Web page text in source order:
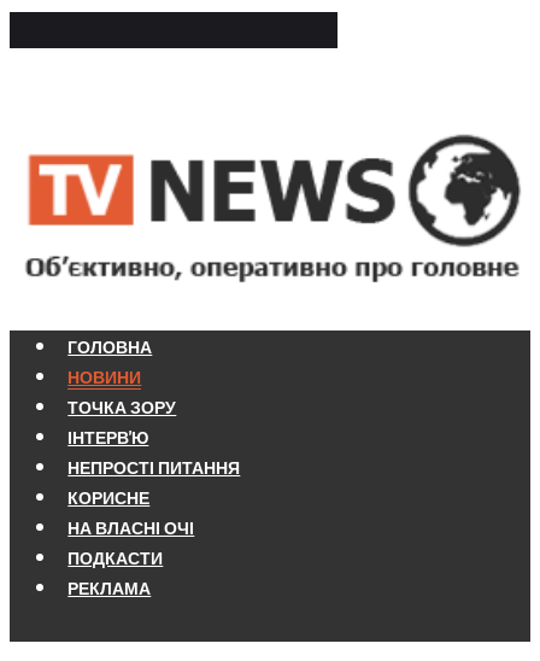
ГОЛОВНА
НОВИНИ
ТОЧКА ЗОРУ
ІНТЕРВ'Ю
НЕПРОСТІ ПИТАННЯ
КОРИСНЕ
НА ВЛАСНІ ОЧІ
ПОДКАСТИ
РЕКЛАМА